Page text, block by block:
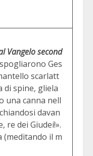
Vangelo second
Ges
scarlatt
di spine, gliela
una canna nell
davan
re dei Giudei!».
(meditando il m